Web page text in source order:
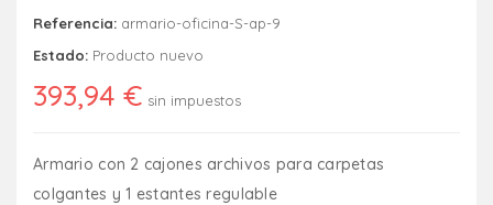
Referencia: armario-oficina-S-ap-9
Estado: Producto nuevo
393,94 € sin impuestos
Armario con 2 cajones archivos para carpetas
colgantes y 1 estantes regulable